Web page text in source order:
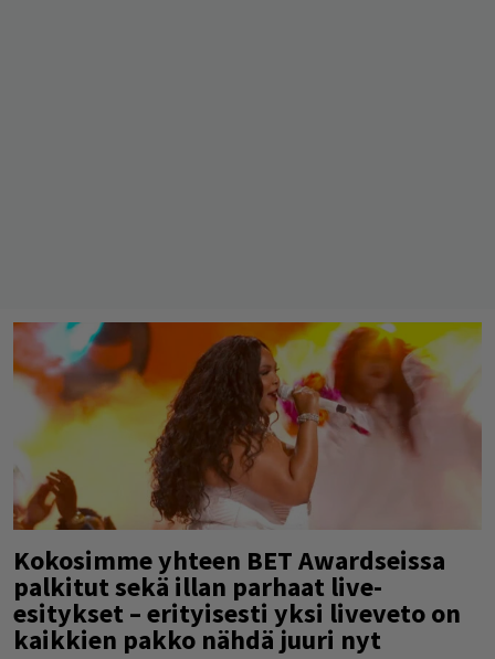
Kokosimme yhteen BET Awardseissa
palkitut sekä illan parhaat live-
esitykset – erityisesti yksi liveveto on
kaikkien pakko nähdä juuri nyt